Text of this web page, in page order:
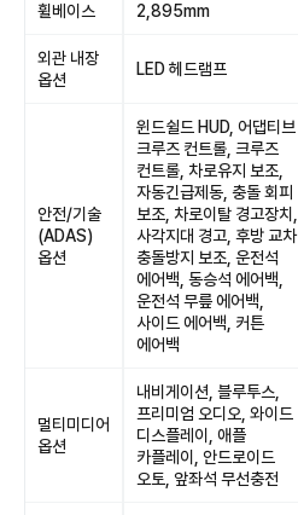
휠베이스 2,895mm
외관 내장
옵션
LED 헤드램프
안전/기술
(ADAS)
옵션
윈드쉴드 HUD, 어댑티브
크루즈 컨트롤, 크루즈
컨트롤, 차로유지 보조,
자동긴급제동, 충돌 회피
보조, 차로이탈 경고장치,
사각지대 경고, 후방 교차
충돌방지 보조, 운전석
에어백, 동승석 에어백,
운전석 무릎 에어백,
사이드 에어백, 커튼
에어백
멀티미디어
옵션
내비게이션, 블루투스,
프리미엄 오디오, 와이드
디스플레이, 애플
카플레이, 안드로이드
오토, 앞좌석 무선충전